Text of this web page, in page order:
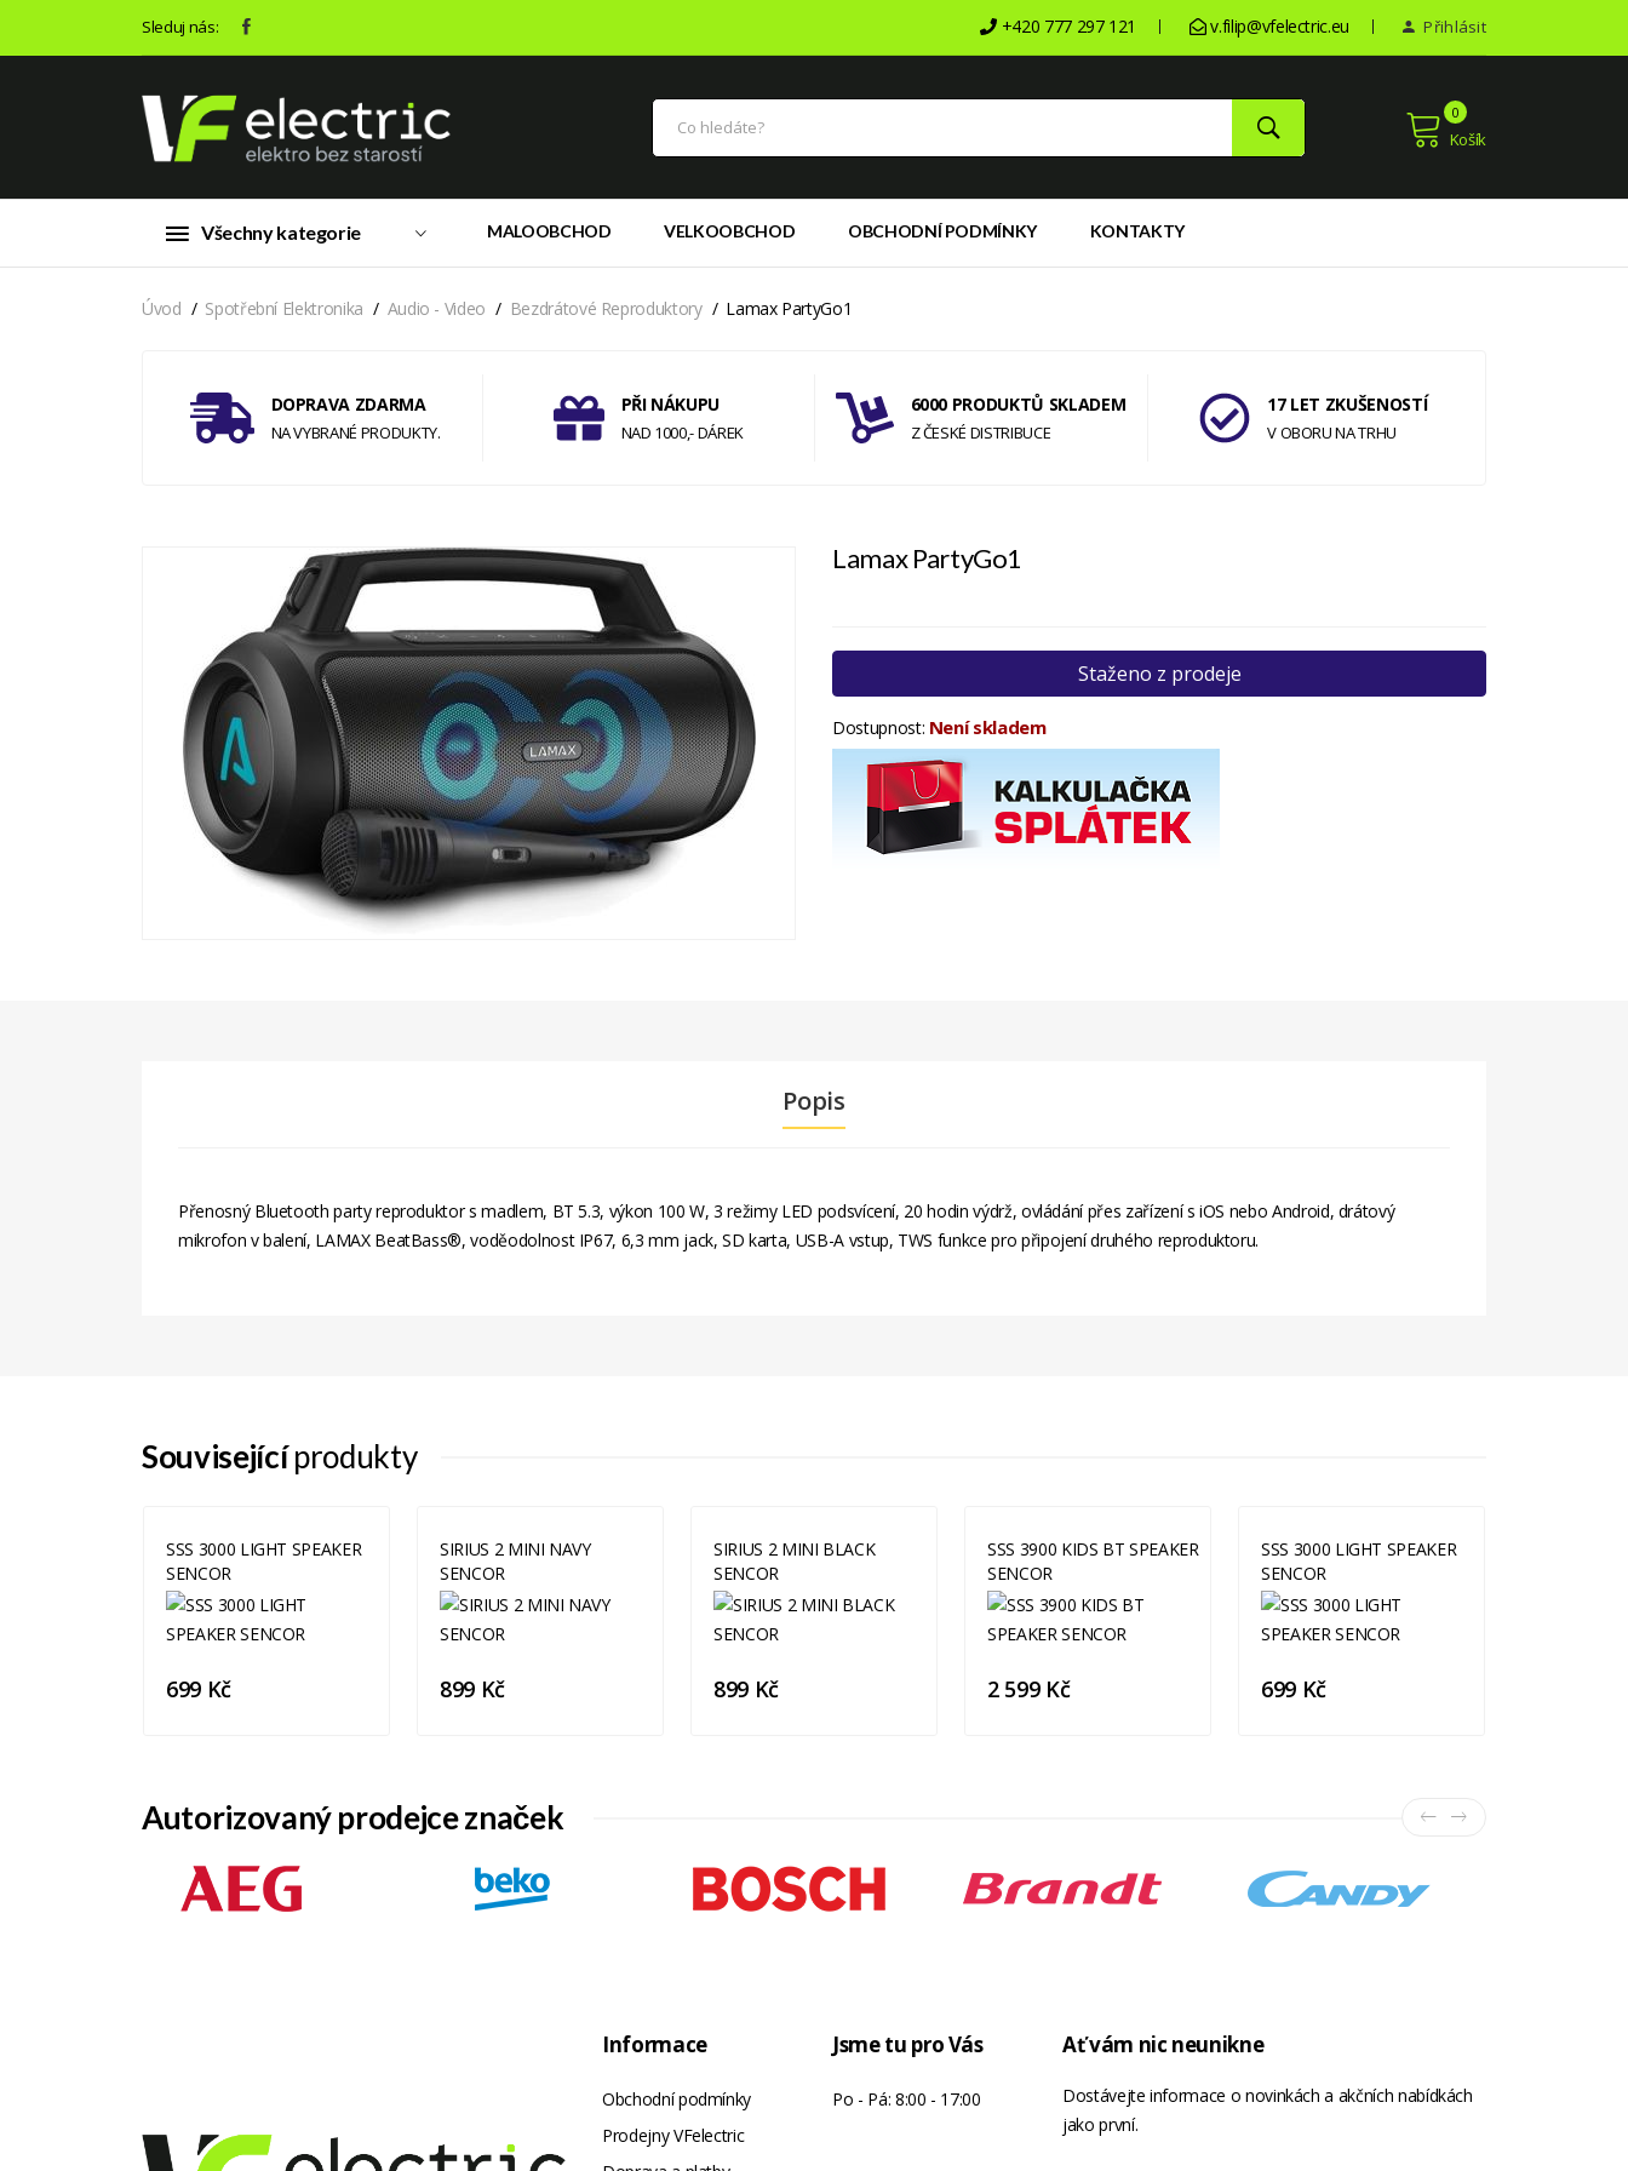
Sleduj nás: +420 777 297 121 v.filip@vfelectric.eu Přihlásit
Košík
0
Všechny kategorie MALOOBCHOD VELKOOBCHOD OBCHODNÍ PODMÍNKY KONTAKTY
Úvod Spotřební Elektronika Audio - Video Bezdrátové Reproduktory Lamax PartyGo1
DOPRAVA ZDARMA
NA VYBRANÉ PRODUKTY.
PŘI NÁKUPU
NAD 1000,- DÁREK
6000 PRODUKTŮ SKLADEM
Z ČESKÉ DISTRIBUCE
17 LET ZKUŠENOSTÍ
V OBORU NA TRHU
Lamax PartyGo1
Staženo z prodeje
Dostupnost: Není skladem
Popis
Přenosný Bluetooth party reproduktor s madlem, BT 5.3, výkon 100 W, 3 režimy LED podsvícení, 20 hodin výdrž, ovládání přes zařízení s iOS nebo Android, drátový
mikrofon v balení, LAMAX BeatBass®, voděodolnost IP67, 6,3 mm jack, SD karta, USB-A vstup, TWS funkce pro připojení druhého reproduktoru.
Související produkty
SSS 3000 LIGHT SPEAKER
SENCOR
699 Kč
SIRIUS 2 MINI NAVY
SENCOR
899 Kč
SIRIUS 2 MINI BLACK
SENCOR
899 Kč
SSS 3900 KIDS BT SPEAKER
SENCOR
2 599 Kč
SSS 3000 LIGHT SPEAKER
SENCOR
699 Kč
Autorizovaný prodejce značek
Informace
Obchodní podmínky
Prodejny VFelectric
Jsme tu pro Vás
Po - Pá: 8:00 - 17:00
Ať vám nic neunikne
Dostávejte informace o novinkách a akčních nabídkách
jako první.